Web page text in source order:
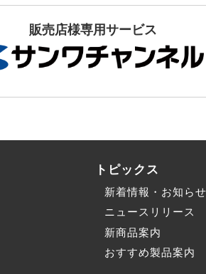
販売店様専用サービス
トピックス
新着情報・お知らせ
ニュースリリース
新商品案内
おすすめ製品案内